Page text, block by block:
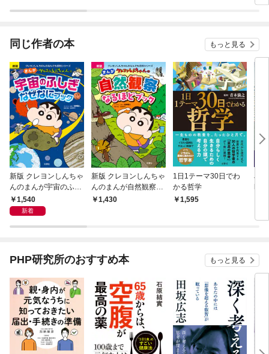
同じ作者の本 もっと見る
新版 クレヨンしんちゃ
んのまんが宇宙のふし
ぎなぜなにブック
1,540
新着
新版 クレヨンしんちゃ
んのまんが自然観察な
るほどブック
1,430
1日1テーマ30日でわ
かる哲学
1,595
PHP研究所のおすすめ本 もっと見る